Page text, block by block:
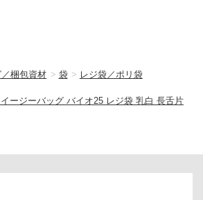
梱包資材 > 袋 > レジ袋／ポリ袋
イージーバッグ バイオ25 レジ袋 乳白 長舌片